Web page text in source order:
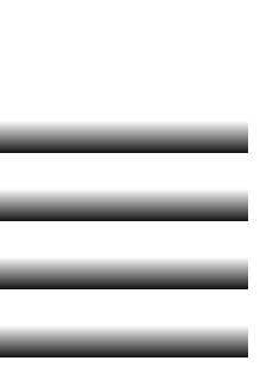
às Leis de